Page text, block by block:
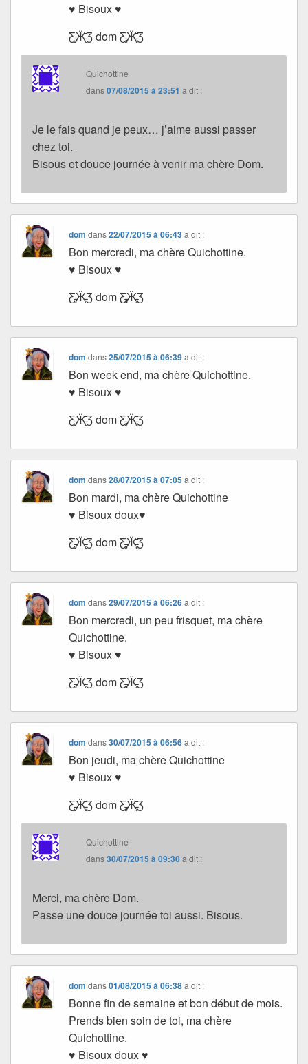
♥ Bisoux ♥
Ƹ̵̡Ӝ̵̨̄Ʒ dom Ƹ̵̡Ӝ̵̨̄Ʒ
Quichottine
dans07/08/2015 à 23:51 a dit :
Je le fais quand je peux… j’aime aussi passer
chez toi.
Bisous et douce journée à venir ma chère Dom.
dom dans22/07/2015 à 06:43 a dit :
Bon mercredi, ma chère Quichottine.
♥ Bisoux ♥
Ƹ̵̡Ӝ̵̨̄Ʒ dom Ƹ̵̡Ӝ̵̨̄Ʒ
dom dans25/07/2015 à 06:39 a dit :
Bon week end, ma chère Quichottine.
♥ Bisoux ♥
Ƹ̵̡Ӝ̵̨̄Ʒ dom Ƹ̵̡Ӝ̵̨̄Ʒ
dom dans28/07/2015 à 07:05 a dit :
Bon mardi, ma chère Quichottine
♥ Bisoux doux♥
Ƹ̵̡Ӝ̵̨̄Ʒ dom Ƹ̵̡Ӝ̵̨̄Ʒ
dom dans29/07/2015 à 06:26 a dit :
Bon mercredi, un peu frisquet, ma chère
Quichottine.
♥ Bisoux ♥
Ƹ̵̡Ӝ̵̨̄Ʒ dom Ƹ̵̡Ӝ̵̨̄Ʒ
dom dans30/07/2015 à 06:56 a dit :
Bon jeudi, ma chère Quichottine
♥ Bisoux ♥
Ƹ̵̡Ӝ̵̨̄Ʒ dom Ƹ̵̡Ӝ̵̨̄Ʒ
Quichottine
dans30/07/2015 à 09:30a dit :
Merci, ma chère Dom.
Passe une douce journée toi aussi. Bisous.
dom dans01/08/2015 à 06:38 a dit :
Bonne fin de semaine et bon début de mois.
Prends bien soin de toi, ma chère
Quichottine.
♥ Bisoux doux ♥